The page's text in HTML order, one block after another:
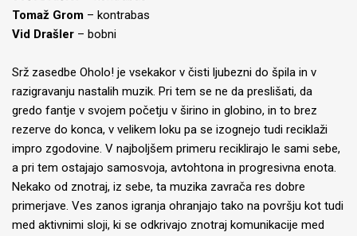
Tomaž Grom – kontrabas
Vid Drašler – bobni
Srž zasedbe Oholo! je vsekakor v čisti ljubezni do špila in v
razigravanju nastalih muzik. Pri tem se ne da preslišati, da
gredo fantje v svojem početju v širino in globino, in to brez
rezerve do konca, v velikem loku pa se izognejo tudi reciklaži
impro zgodovine. V najboljšem primeru reciklirajo le sami sebe,
a pri tem ostajajo samosvoja, avtohtona in progresivna enota.
Nekako od znotraj, iz sebe, ta muzika zavrača res dobre
primerjave. Ves zanos igranja ohranjajo tako na površju kot tudi
med aktivnimi sloji, ki se odkrivajo znotraj komunikacije med